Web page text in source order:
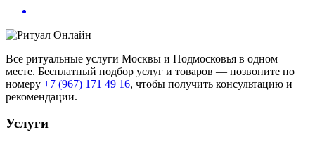
Все ритуальные услуги Москвы и Подмосковья в одном
месте. Бесплатный подбор услуг и товаров — позвоните по
номеру +7 (967) 171 49 16, чтобы получить консультацию и
рекомендации.
Услуги